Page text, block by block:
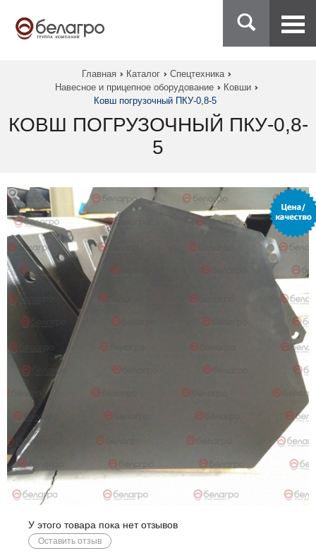
Главная Каталог
Спецтехника
Навесное и прицепное оборудование
Ковши
Ковш погрузочный ПКУ-0,8-5
КОВШ ПОГРУЗОЧНЫЙ ПКУ-0,8-
5
У этого товара пока нет отзывов
Оставить отзыв